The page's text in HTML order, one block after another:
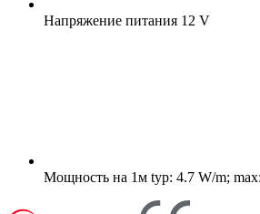
Напряжение питания 12 V
Мощность на 1м typ: 4.7 W/m;